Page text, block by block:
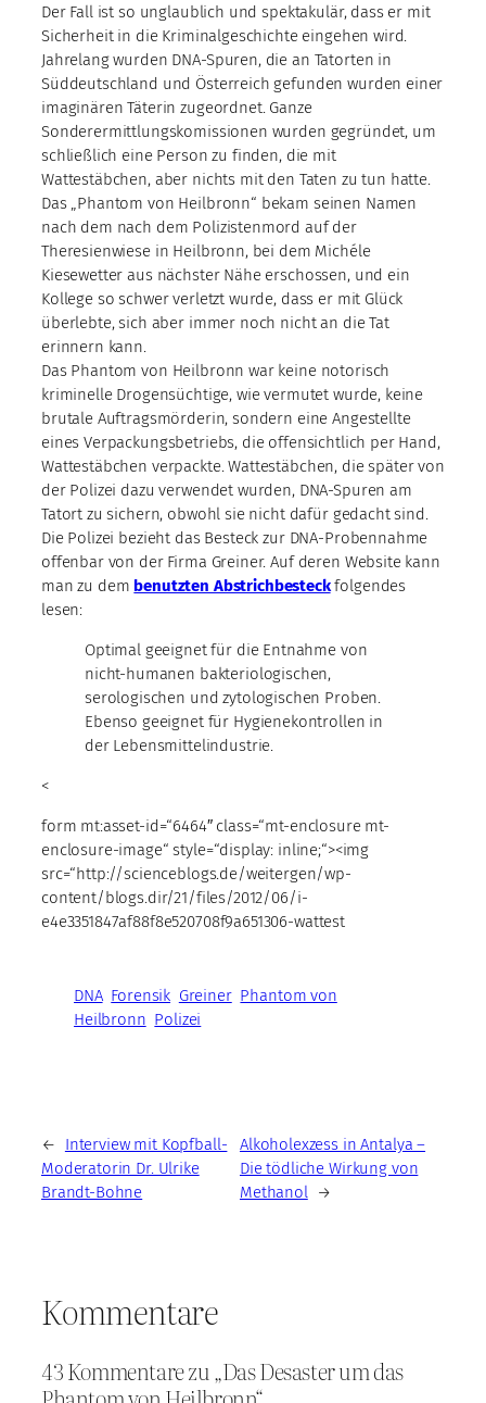
Der Fall ist so unglaublich und spektakulär, dass er mit
Sicherheit in die Kriminalgeschichte eingehen wird.
Jahrelang wurden DNA-Spuren, die an Tatorten in
Süddeutschland und Österreich gefunden wurden einer
imaginären Täterin zugeordnet. Ganze
Sonderermittlungskomissionen wurden gegründet, um
schließlich eine Person zu finden, die mit
Wattestäbchen, aber nichts mit den Taten zu tun hatte.
Das „Phantom von Heilbronn“ bekam seinen Namen
nach dem nach dem Polizistenmord auf der
Theresienwiese in Heilbronn, bei dem Michéle
Kiesewetter aus nächster Nähe erschossen, und ein
Kollege so schwer verletzt wurde, dass er mit Glück
überlebte, sich aber immer noch nicht an die Tat
erinnern kann.
Das Phantom von Heilbronn war keine notorisch
kriminelle Drogensüchtige, wie vermutet wurde, keine
brutale Auftragsmörderin, sondern eine Angestellte
eines Verpackungsbetriebs, die offensichtlich per Hand,
Wattestäbchen verpackte. Wattestäbchen, die später von
der Polizei dazu verwendet wurden, DNA-Spuren am
Tatort zu sichern, obwohl sie nicht dafür gedacht sind.
Die Polizei bezieht das Besteck zur DNA-Probennahme
offenbar von der Firma Greiner. Auf deren Website kann
man zu dem benutzten Abstrichbesteckfolgendes
lesen:
Optimal geeignet für die Entnahme von
nicht-humanen bakteriologischen,
serologischen und zytologischen Proben.
Ebenso geeignet für Hygienekontrollen in
der Lebensmittelindustrie.
<
form mt:asset-id=“6464″ class=“mt-enclosure mt-
enclosure-image“ style=“display: inline;“><img
src=“http://scienceblogs.de/weitergen/wp-
content/blogs.dir/21/files/2012/06/i-
e4e3351847af88f8e520708f9a651306-wattest
DNA Forensik Greiner Phantom von
Heilbronn Polizei
←
Interview mit Kopfball-
Moderatorin Dr. Ulrike
Brandt-Bohne
Alkoholexzess in Antalya –
Die tödliche Wirkung von
Methanol →
Kommentare
43 Kommentare zu „Das Desaster um das